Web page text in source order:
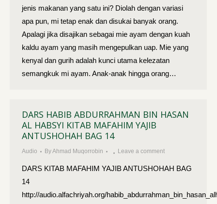
jenis makanan yang satu ini? Diolah dengan variasi
apa pun, mi tetap enak dan disukai banyak orang.
Apalagi jika disajikan sebagai mie ayam dengan kuah
kaldu ayam yang masih mengepulkan uap. Mie yang
kenyal dan gurih adalah kunci utama kelezatan
semangkuk mi ayam. Anak-anak hingga orang…
DARS HABIB ABDURRAHMAN BIN HASAN
AL HABSYI KITAB MAFAHIM YAJIB
ANTUSHOHAH BAG 14
Audio ByAhmad Muqorrobin Leave a comment
DARS KITAB MAFAHIM YAJIB ANTUSHOHAH BAG
14
http://audio.alfachriyah.org/